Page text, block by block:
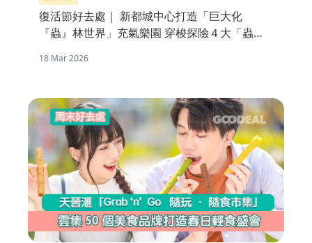
復活節好去處｜ 新都城中心打造「巨大化
『蟲』林世界」充氣樂園 穿梭探險４大「蟲」
18 Mar 2026